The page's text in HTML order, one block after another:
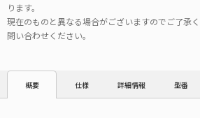
ります。
現在のものと異なる場合がございますのでご了承
問い合わせください。
概要 仕様 詳細情報 型番